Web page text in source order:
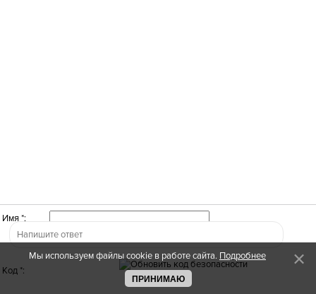
Имя *:
Код *:
Мы используем файлы cookie в работе сайта. Подробнее
ПРИНИМАЮ